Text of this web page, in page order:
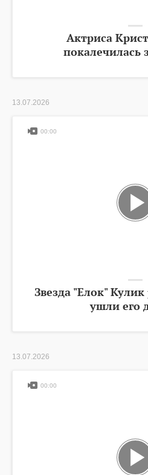
Актриса
покалечилась
13.07.2026
Звезда "Елок"
ушли его
00:00
13.07.2026
00:00